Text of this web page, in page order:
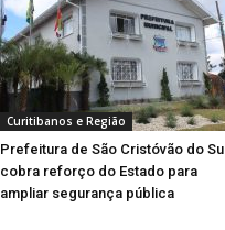
Curitibanos e Região
Prefeitura de São Cristóvão do Sul
cobra reforço do Estado para
ampliar segurança pública